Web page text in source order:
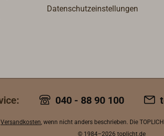
Datenschutzeinstellungen
040 - 88 90 100
Versandkosten, wenn nicht anders beschrieben. Die
© 1984–2026 toplicht.de